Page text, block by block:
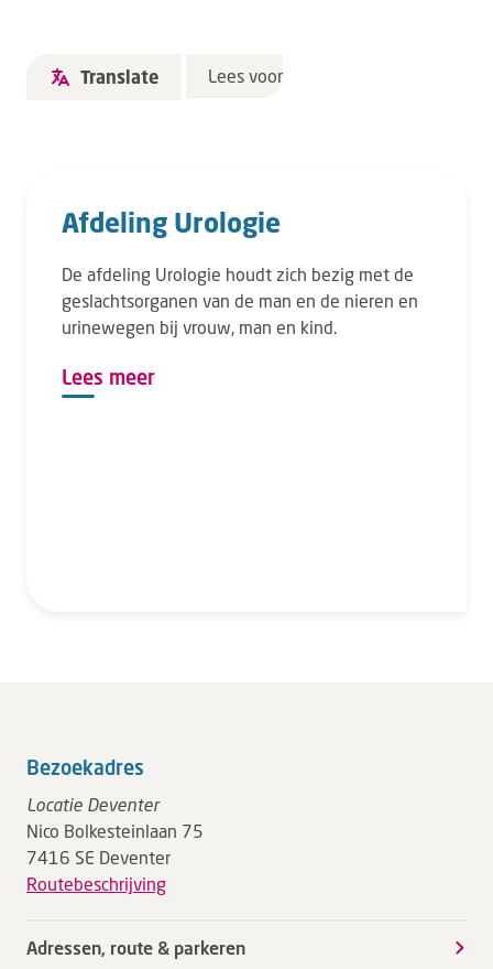
Translate Lees voor
Afdeling Urologie
De afdeling Urologie houdt zich bezig met de
geslachtsorganen van de man en de nieren en
urinewegen bij vrouw, man en kind.
Lees meer
Bezoekadres
Locatie Deventer
Nico Bolkesteinlaan 75
7416 SE Deventer
Routebeschrijving
Adressen, route & parkeren